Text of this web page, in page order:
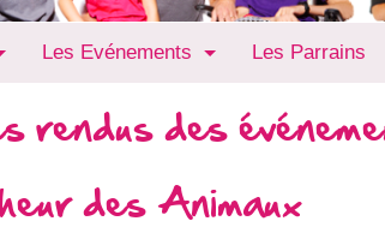
Les Evénements Les Parrains
rendus des
des Animaux